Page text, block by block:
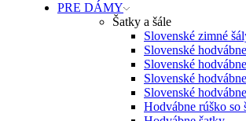
PRE DÁMY
Šatky a šále
Slovenské zimné
Slovenské
Slovenské
Slovenské
Slovenské
Hodvábne rúško so